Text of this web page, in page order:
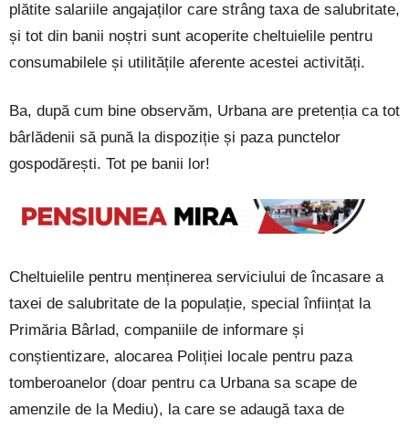
plătite salariile angajaților care strâng taxa de salubritate,
și tot din banii noștri sunt acoperite cheltuielile pentru
consumabilele și utilitățile aferente acestei activități.
Ba, după cum bine observăm, Urbana are pretenția ca tot
bârlădenii să pună la dispoziție și paza punctelor
gospodărești. Tot pe banii lor!
Cheltuielile pentru menținerea serviciului de încasare a
taxei de salubritate de la populație, special înființat la
Primăria Bârlad, companiile de informare și
conștientizare, alocarea Poliției locale pentru paza
tomberoanelor (doar pentru ca Urbana sa scape de
amenzile de la Mediu), la care se adaugă taxa de